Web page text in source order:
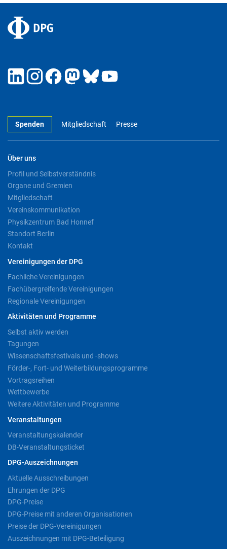
Spenden Mitgliedschaft Presse
Über uns
Profil und Selbstverständnis
Organe und Gremien
Mitgliedschaft
Vereinskommunikation
Physikzentrum Bad Honnef
Standort Berlin
Kontakt
Vereinigungen der DPG
Fachliche Vereinigungen
Fachübergreifende Vereinigungen
Regionale Vereinigungen
Aktivitäten und Programme
Selbst aktiv werden
Tagungen
Wissenschaftsfestivals und -shows
Förder-, Fort- und Weiterbildungsprogramme
Vortragsreihen
Wettbewerbe
Weitere Aktivitäten und Programme
Veranstaltungen
Veranstaltungskalender
DB-Veranstaltungsticket
DPG-Auszeichnungen
Aktuelle Ausschreibungen
Ehrungen der DPG
DPG-Preise
DPG-Preise mit anderen Organisationen
Preise der DPG-Vereinigungen
Auszeichnungen mit DPG-Beteiligung